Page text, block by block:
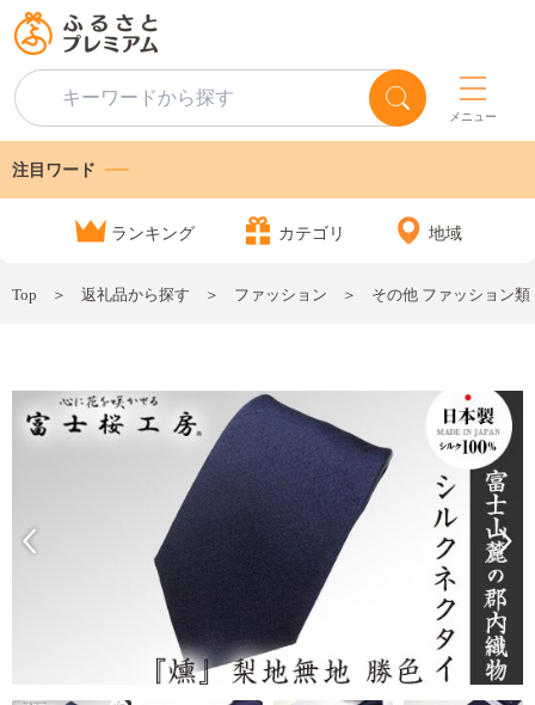
メニュー
注目ワード
ランキング カテゴリ 地域
Top 返礼品から探す ファッション その他 ファッション類